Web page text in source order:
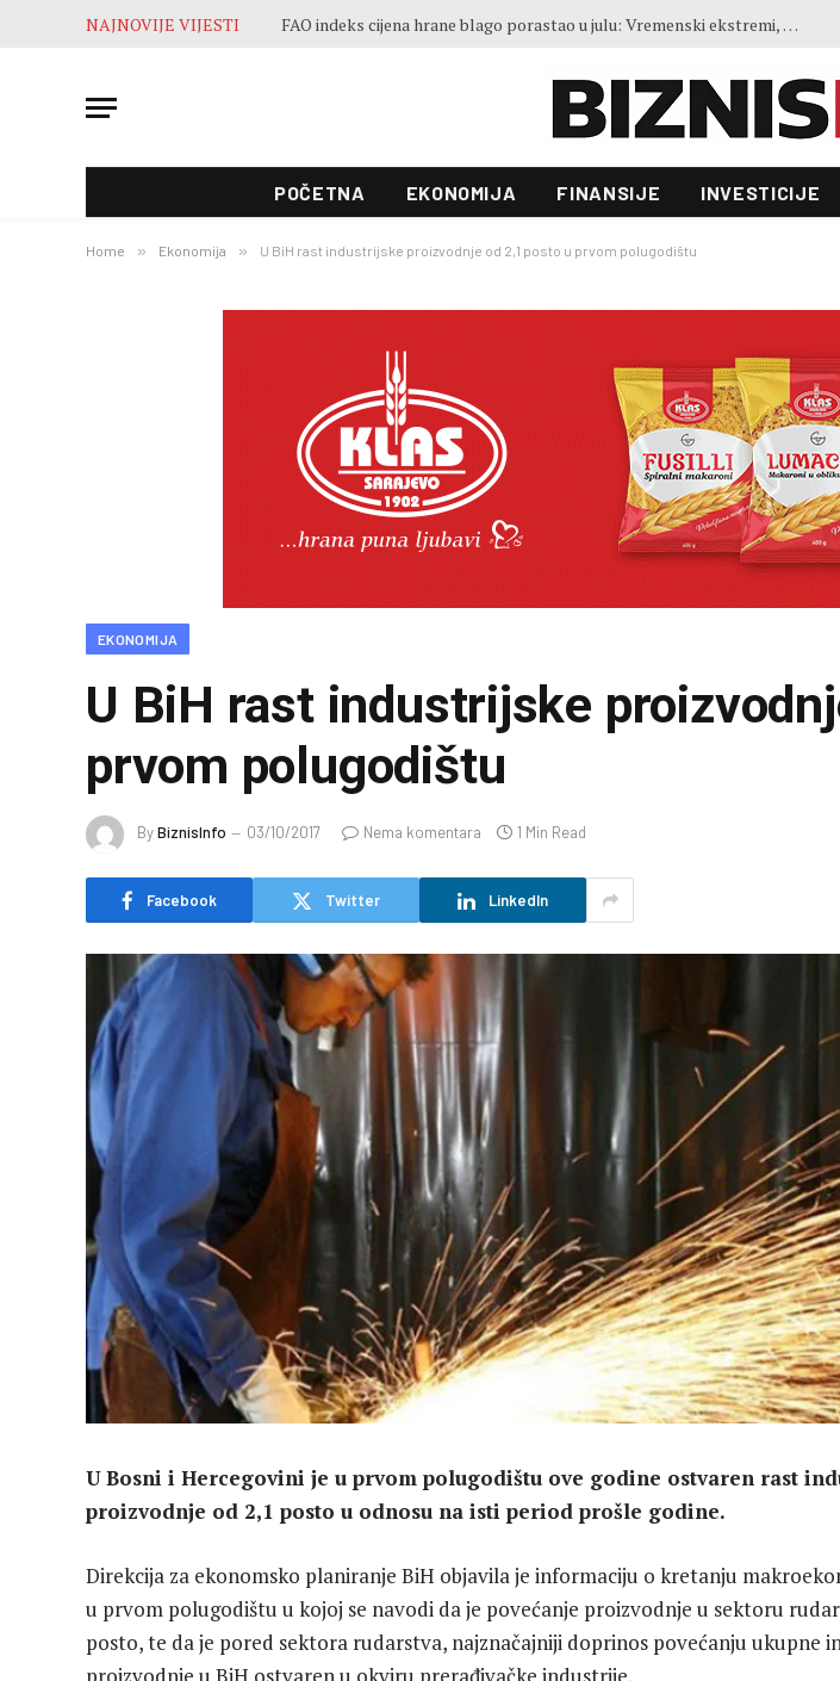
NAJNOVIJE VIJESTI Akvizicija vrijedna 55 milijardi dolara: Trumpov zet i Saudijci preuzeli jednog od najvećih proizvođača videoigara
POČETNA EKONOMIJA FINANSIJE INVESTICIJE
Home » Ekonomija » U BiH rast industrijske proizvodnje od 2,1 posto u prvom polugodištu
EKONOMIJA
U BiH rast industrijske
prvom polugodištu
ByBiznisInfo 03/10/2017 Nema komentara 1 Min Read
Facebook Twitter LinkedIn
U Bosni i Hercegovini je u prvom polugodištu ove godine ostvaren rast
proizvodnje od 2,1 posto u odnosu na isti period prošle godine.
Direkcija za ekonomsko planiranje BiH objavila je informaciju o kretanju
u prvom polugodištu u kojoj se navodi da je povećanje proizvodnje u sektoru
posto, te da je pored sektora rudarstva, najznačajniji doprinos povećanju ukupne